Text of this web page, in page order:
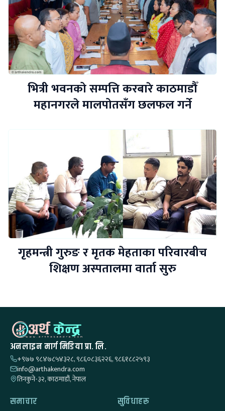
भित्री भवनको सम्पत्ति करबारे काठमाडौँ
महानगरले मालपोतसँग छलफल गर्ने
गृहमन्त्री गुरुङ र मृतक मेहताका परिवारबीच
शिक्षण अस्पतालमा वार्ता सुरु
अनलाइन मार्ग मिडिया प्रा. लि.
+९७७ ९८४७८५४३२८, ९८६०८३६२२६, ९८६१८८२५९३
info@arthakendra.com
तिनकुने-३२, काठमाडौं, नेपाल
समाचार सुविधाहरू